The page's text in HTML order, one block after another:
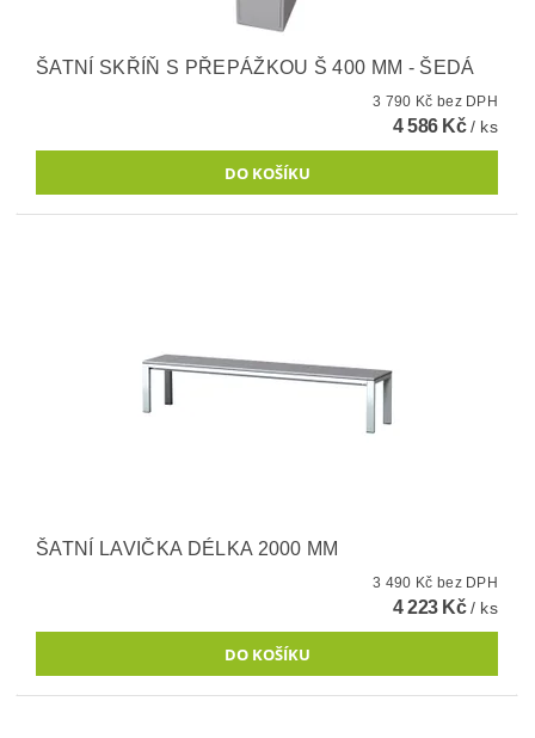
ŠATNÍ SKŘÍŇ S PŘEPÁŽKOU Š 400 MM - ŠEDÁ
3 790 Kč bez DPH
4 586 Kč/ ks
ŠATNÍ LAVIČKA DÉLKA 2000 MM
3 490 Kč bez DPH
4 223 Kč/ ks